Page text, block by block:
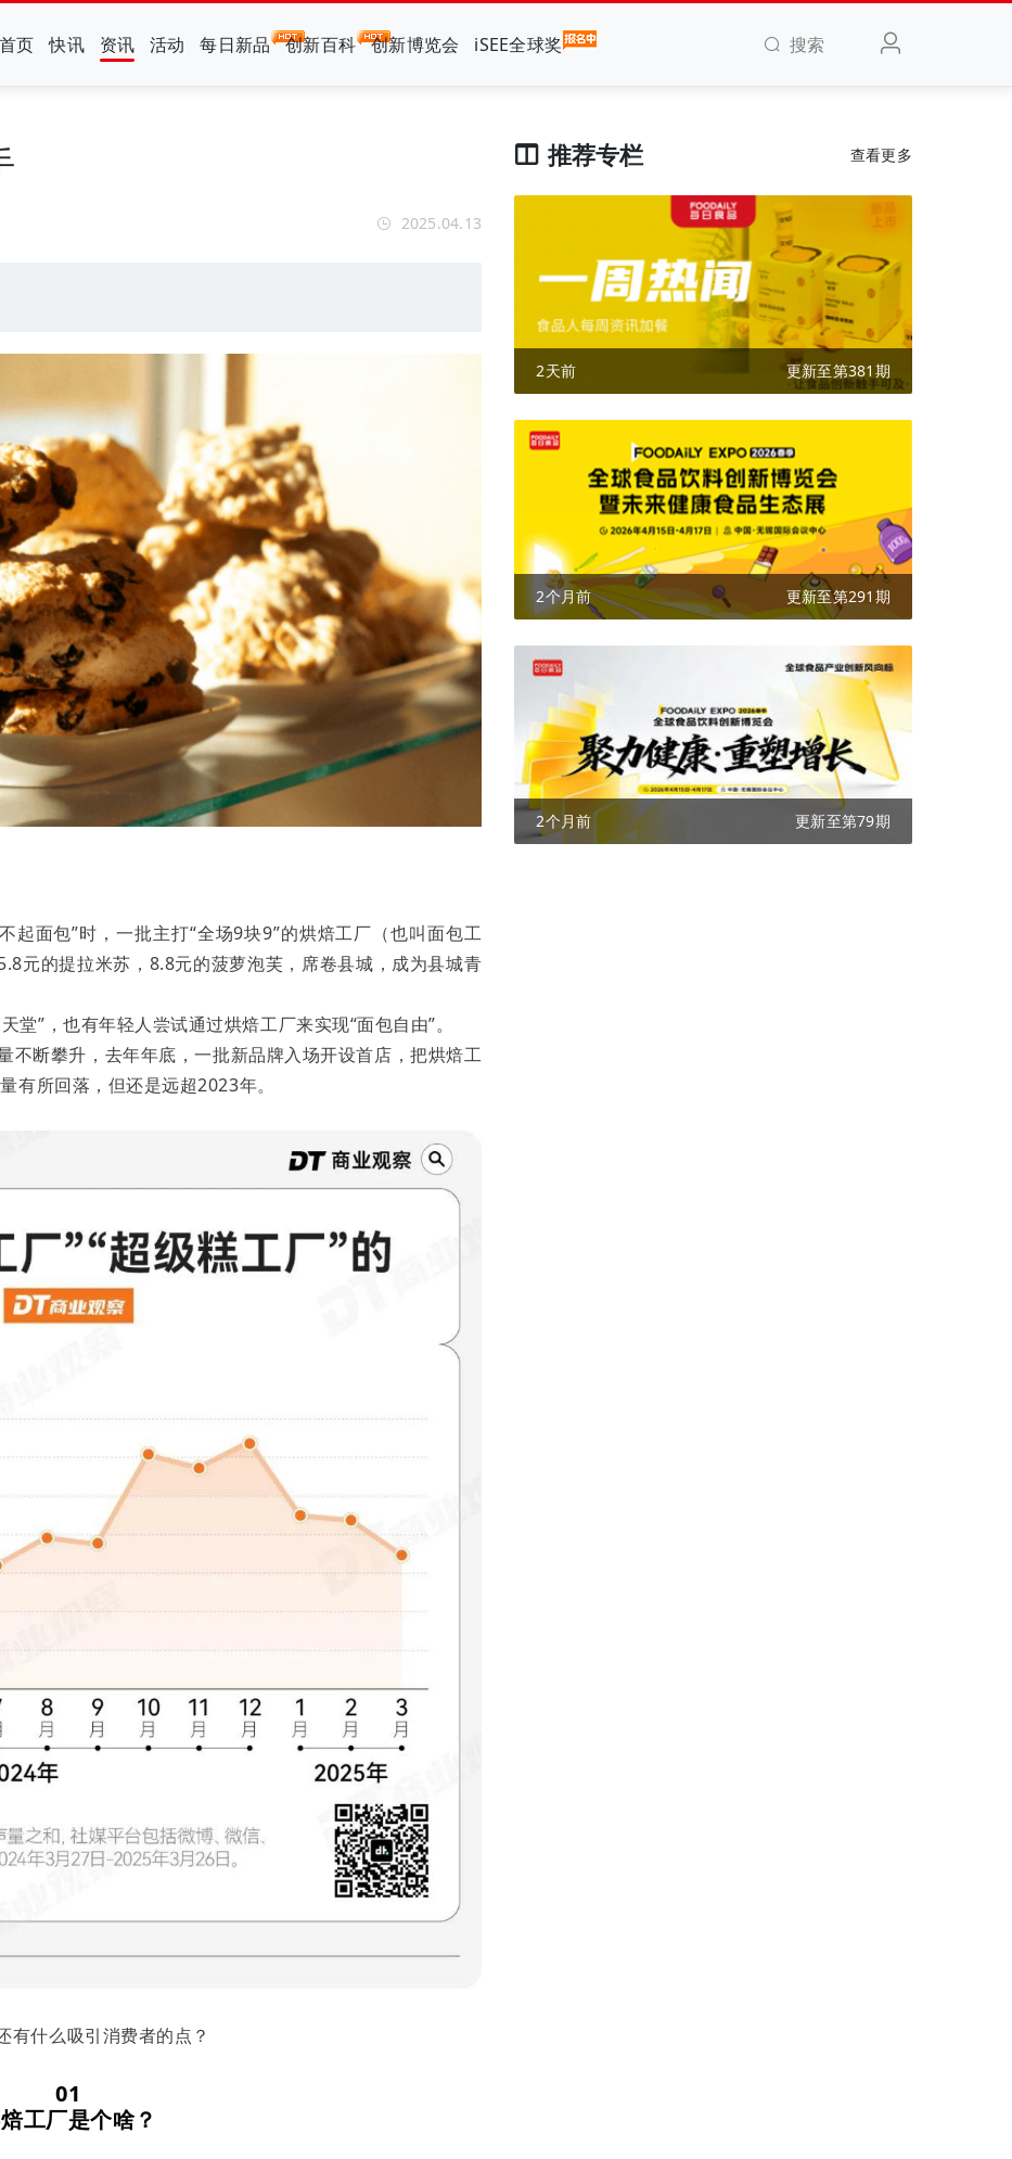
首页 快讯 资讯 活动 每日新品 创新百科 创新博览会 iSEE全球奖 搜索
2025.04.13
起面包”时，一批主打“全场9块9”的烘焙工厂（也叫面包工
元的提拉米苏，8.8元的菠萝泡芙，席卷县城，成为县城青
”，也有年轻人尝试通过烘焙工厂来实现“面包自由”。
不断攀升，去年年底，一批新品牌入场开设首店，把烘焙工
有所回落，但还是远超2023年。
有什么吸引消费者的点？
01
工厂是个啥？
推荐专栏 查看更多
2天前 更新至第381期
2个月前 更新至第291期
2个月前 更新至第79期